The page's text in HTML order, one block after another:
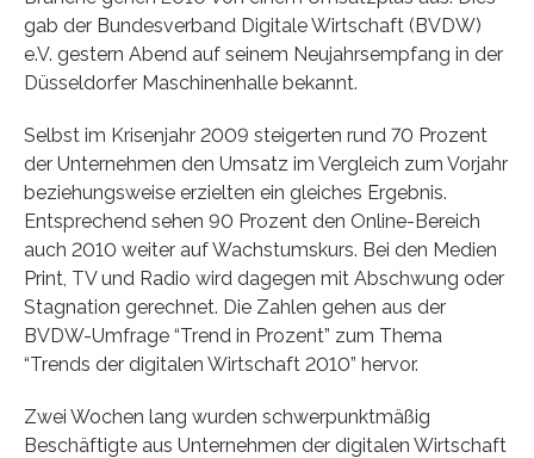
gab der Bundesverband Digitale Wirtschaft (BVDW)
e.V. gestern Abend auf seinem Neujahrsempfang in der
Düsseldorfer Maschinenhalle bekannt.
Selbst im Krisenjahr 2009 steigerten rund 70 Prozent
der Unternehmen den Umsatz im Vergleich zum Vorjahr
beziehungsweise erzielten ein gleiches Ergebnis.
Entsprechend sehen 90 Prozent den Online-Bereich
auch 2010 weiter auf Wachstumskurs. Bei den Medien
Print, TV und Radio wird dagegen mit Abschwung oder
Stagnation gerechnet. Die Zahlen gehen aus der
BVDW-Umfrage “Trend in Prozent” zum Thema
“Trends der digitalen Wirtschaft 2010” hervor.
Zwei Wochen lang wurden schwerpunktmäßig
Beschäftigte aus Unternehmen der digitalen Wirtschaft